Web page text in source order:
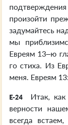
произойти
задумайтесь
мы
Евреям 13–ю
го стиха. Из
меня. Евреям
E-24
Итак,
верности
всегда